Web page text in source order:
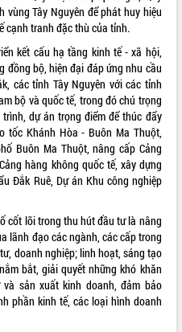
vùng Tây Nguyên để phát huy hiệu
cạnh tranh đặc thù của tỉnh.
kết cấu hạ tầng kinh tế - xã hội,
đồng bộ, hiện đại đáp ứng nhu cầu
các tỉnh Tây Nguyên với các tỉnh
bộ và quốc tế, trong đó chú trọng
dự án trọng điểm để thúc đẩy
tốc Khánh Hòa - Buôn Ma Thuột,
Buôn Ma Thuột, nâng cấp Cảng
hàng không quốc tế, xây dựng
Đắk Ruê, Dự án Khu công nghiệp
cốt lõi trong thu hút đầu tư là nâng
lãnh đạo các ngành, các cấp trong
doanh nghiệp; linh hoạt, sáng tạo
bắt, giải quyết những khó khăn
sản xuất kinh doanh, đảm bảo
phần kinh tế, các loại hình doanh